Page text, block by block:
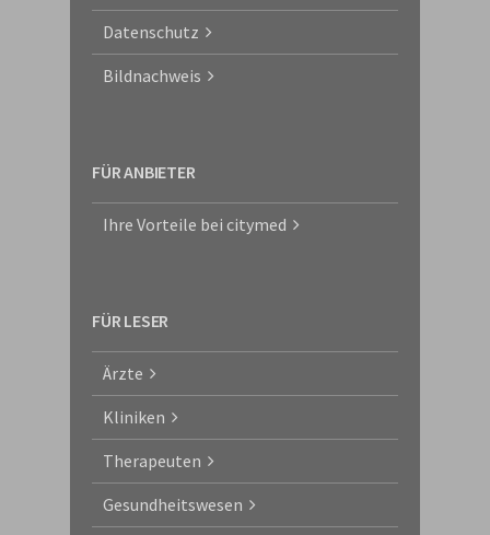
Datenschutz
Bildnachweis
FÜR ANBIETER
Ihre Vorteile bei citymed
FÜR LESER
Ärzte
Kliniken
Therapeuten
Gesundheitswesen